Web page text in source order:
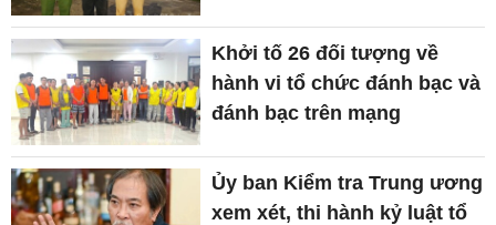
Khởi tố 26 đối tượng về
hành vi tổ chức đánh bạc và
đánh bạc trên mạng
Ủy ban Kiểm tra Trung ương
xem xét, thi hành kỷ luật tổ